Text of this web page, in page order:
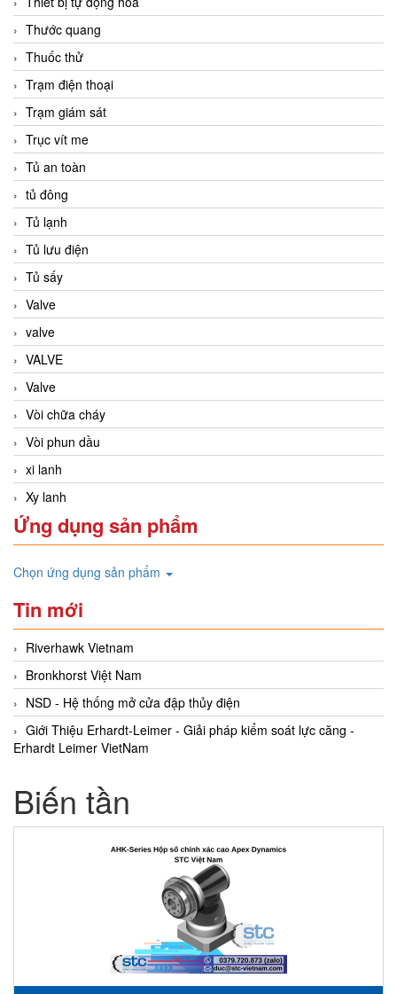
Thước quang
Thuốc thử
Trạm điện thoại
Trạm giám sát
Trục vít me
Tủ an toàn
tủ đông
Tủ lạnh
Tủ lưu điện
Tủ sấy
Valve
valve
VALVE
Valve
Vòi chữa cháy
Vòi phun dầu
xi lanh
Xy lanh
Ứng dụng sản phẩm
Chọn ứng dụng sản phẩm
Tin mới
Riverhawk Vietnam
Bronkhorst Việt Nam
NSD - Hệ thống mở cửa đập thủy điện
Giới Thiệu Erhardt-Leimer - Giải pháp kiểm soát lực căng -
Erhardt Leimer VietNam
Biến tần